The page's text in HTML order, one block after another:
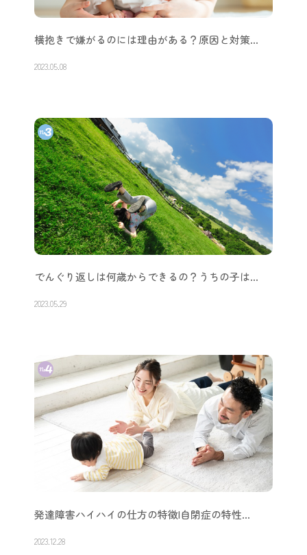
横抱きで嫌がるのには理由がある？原因と対策…
2023.05.08
でんぐり返しは何歳からできるの？うちの子は…
2023.05.29
発達障害ハイハイの仕方の特徴|自閉症の特性…
2023.12.28